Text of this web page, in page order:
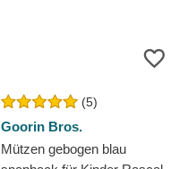
(5)
Goorin Bros.
Mützen gebogen blau